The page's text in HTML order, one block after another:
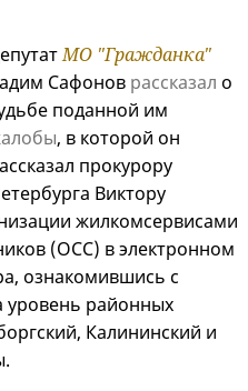
МО "Гражданка"
Сафонов рассказал о
поданной им
, в которой он
прокурору
Виктору
жилкомсервисами
(ОСС) в электронном
ознакомившись с
уровень районных
Калининский и